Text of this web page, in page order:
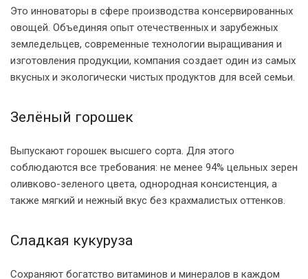
Это инноваторы в сфере производства консервированных
овощей. Объединяя опыт отечественных и зарубежных
земледельцев, современные технологии выращивания и
изготовления продукции, компания создает один из самых
вкусных и экологически чистых продуктов для всей семьи.
Зелёный горошек
Выпускают горошек высшего сорта. Для этого
соблюдаются все требования: не менее 94% цельных зерен
оливково-зеленого цвета, однородная консистенция, а
также мягкий и нежный вкус без крахмалистых оттенков.
Сладкая кукуруза
Сохраняют богатство витаминов и минералов в каждом